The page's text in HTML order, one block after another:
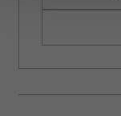
zmienić lub
Wykorzystujemy
i reklam, aby